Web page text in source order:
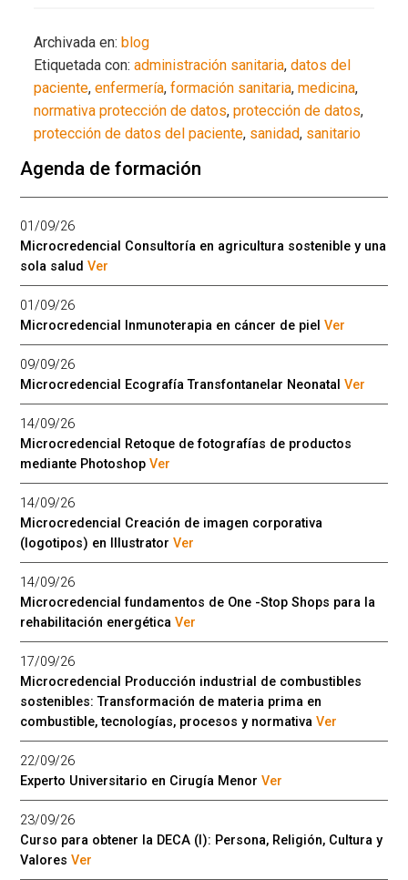
Archivada en:blog
Etiquetada con:administración sanitaria,datos del
paciente,enfermería,formación sanitaria,medicina,
normativa protección de datos,protección de datos,
protección de datos del paciente, sanidad, sanitario
Agenda de formación
01/09/26
Microcredencial Consultoría en agricultura sostenible y una
sola saludVer
01/09/26
Microcredencial Inmunoterapia en cáncer de pielVer
09/09/26
Microcredencial Ecografía Transfontanelar NeonatalVer
14/09/26
Microcredencial Retoque de fotografías de productos
mediante PhotoshopVer
14/09/26
Microcredencial Creación de imagen corporativa
(logotipos) en IllustratorVer
14/09/26
Microcredencial fundamentos de One -Stop Shops para la
rehabilitación energéticaVer
17/09/26
Microcredencial Producción industrial de combustibles
sostenibles: Transformación de materia prima en
combustible, tecnologías, procesos y normativaVer
22/09/26
Experto Universitario en Cirugía MenorVer
23/09/26
Curso para obtener la DECA (I): Persona, Religión, Cultura y
ValoresVer